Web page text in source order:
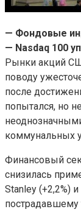
— Фондовые
— Nasdaq 100
Рынки акций
поводу
после
попытался, но
коммунальных
Финансовый
снизилась
Stanley (+2,2%)
пострадавшему